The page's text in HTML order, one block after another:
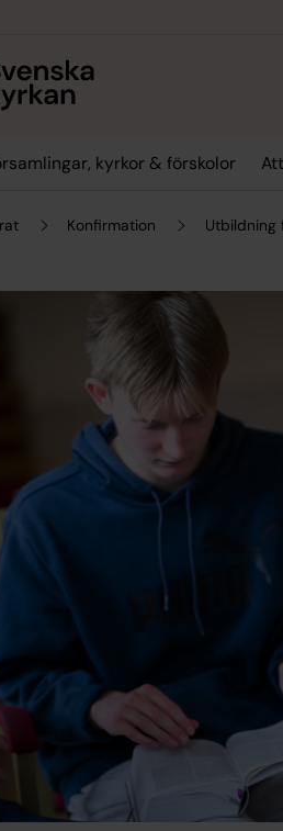
kyrkor & förskolor
Konfirmation Utbildning